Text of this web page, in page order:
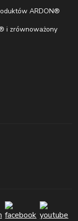
ARDON®
i zrównoważony